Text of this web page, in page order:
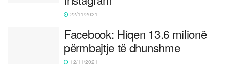
22/11/2021
Facebook: Hiqen 13.6 milionë
përmbajtje të dhunshme
12/11/2021